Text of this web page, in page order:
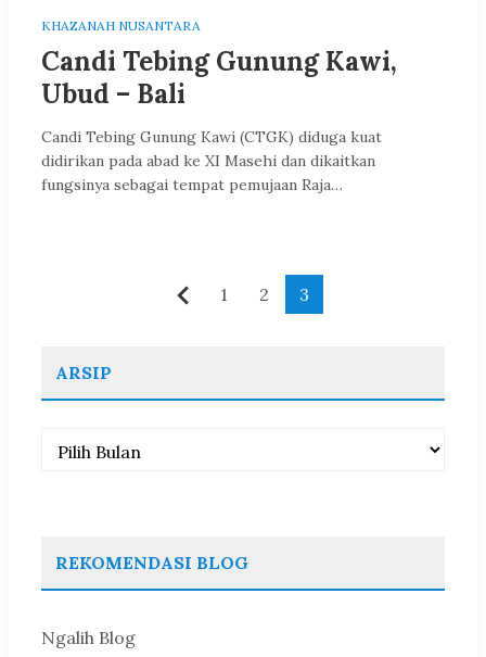
KHAZANAH NUSANTARA
Candi Tebing Gunung Kawi,
Ubud – Bali
Candi Tebing Gunung Kawi (CTGK) diduga kuat
didirikan pada abad ke XI Masehi dan dikaitkan
fungsinya sebagai tempat pemujaan Raja…
Sebelumnya
1 2 3
ARSIP
Arsip
REKOMENDASI BLOG
Ngalih Blog